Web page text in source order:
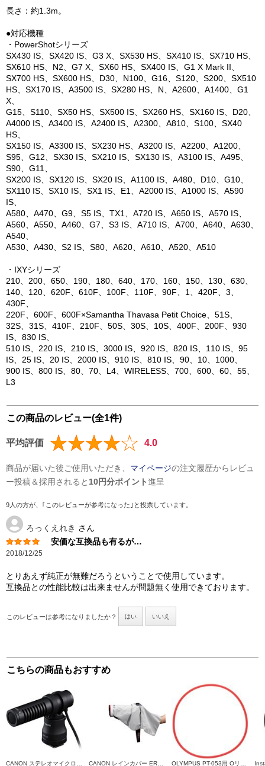
長さ：約1.3m。
●対応機種
・PowerShotシリーズ
SX430 IS、SX420 IS、G3 X、SX530 HS、SX410 IS、SX710 HS、
SX610 HS、N2、G7 X、SX60 HS、SX400 IS、G1 X Mark II、
SX700 HS、SX600 HS、D30、N100、G16、S120、S200、SX510
HS、SX170 IS、A3500 IS、SX280 HS、N、A2600、A1400、G1
X、
G15、S110、SX50 HS、SX500 IS、SX260 HS、SX160 IS、D20、
A4000 IS、A3400 IS、A2400 IS、A2300、A810、S100、SX40
HS、
SX150 IS、A3300 IS、SX230 HS、A3200 IS、A2200、A1200、
S95、G12、SX30 IS、SX210 IS、SX130 IS、A3100 IS、A495、
S90、G11、
SX200 IS、SX120 IS、SX20 IS、A1100 IS、A480、D10、G10、
SX110 IS、SX10 IS、SX1 IS、E1、A2000 IS、A1000 IS、A590
IS、
A580、A470、G9、S5 IS、TX1、A720 IS、A650 IS、A570 IS、
A560、A550、A460、G7、S3 IS、A710 IS、A700、A640、A630、
A540、
A530、A430、S2 IS、S80、A620、A610、A520、A510
・IXYシリーズ
210、200、650、190、180、640、170、160、150、130、630、
140、120、620F、610F、100F、110F、90F、1、420F、3、
430F、
220F、600F、600F×Samantha Thavasa Petit Choice、51S、
32S、31S、410F、210F、50S、30S、10S、400F、200F、930
IS、830 IS、
510 IS、220 IS、210 IS、3000 IS、920 IS、820 IS、110 IS、95
IS、25 IS、20 IS、2000 IS、910 IS、810 IS、90、10、1000、
900 IS、800 IS、80、70、L4、WIRELESS、700、600、60、55、
L3
この商品のレビュー(全1件)
平均評価 4.0
商品が届いた後ご使用いただき、 マイページの注文履歴からレビュ
ー投稿＆採用されると 10円分ポイント進呈
9人の方が、｢このレビューが参考になった｣と投票しています。
ろっくえれき さん
安価な互換品も有るが…
2018/12/25
とりあえず純正が無難だろうということで使用しています。
互換品との性能比較は出来ませんが問題無く使用できております。
このレビューは参考になりましたか？ はい いいえ
こちらの商品もおすすめ